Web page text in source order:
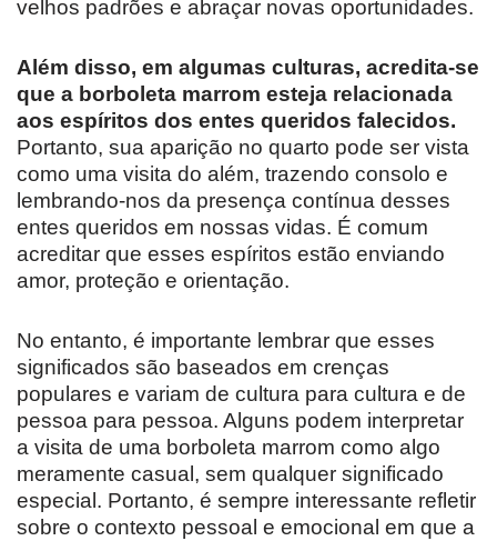
velhos padrões e abraçar novas oportunidades.
Além disso, em algumas culturas, acredita-se
que a borboleta marrom esteja relacionada
aos espíritos dos entes queridos falecidos.
Portanto, sua aparição no quarto pode ser vista
como uma visita do além, trazendo consolo e
lembrando-nos da presença contínua desses
entes queridos em nossas vidas. É comum
acreditar que esses espíritos estão enviando
amor, proteção e orientação.
No entanto, é importante lembrar que esses
significados são baseados em crenças
populares e variam de cultura para cultura e de
pessoa para pessoa. Alguns podem interpretar
a visita de uma borboleta marrom como algo
meramente casual, sem qualquer significado
especial. Portanto, é sempre interessante refletir
sobre o contexto pessoal e emocional em que a